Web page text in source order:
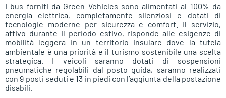
I bus forniti da Green Vehicles sono alimentati al 100% da
energia elettrica, completamente silenziosi e dotati di
tecnologie moderne per sicurezza e comfort. Il servizio,
attivo durante il periodo estivo, risponde alle esigenze di
mobilità leggera in un territorio insulare dove la tutela
ambientale è una priorità e il turismo sostenibile una scelta
strategica. I veicoli saranno dotati di sospensioni
pneumatiche regolabili dal posto guida, saranno realizzati
con 9 posti seduti e 13 in piedi con l’aggiunta della postazione
disabili.